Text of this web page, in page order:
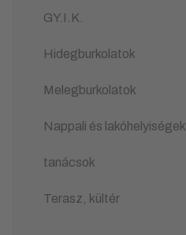
GY.I.K.
Hidegburkolatok
Melegburkolatok
Nappali és lakóhelyiségek
tanácsok
Terasz, kültér